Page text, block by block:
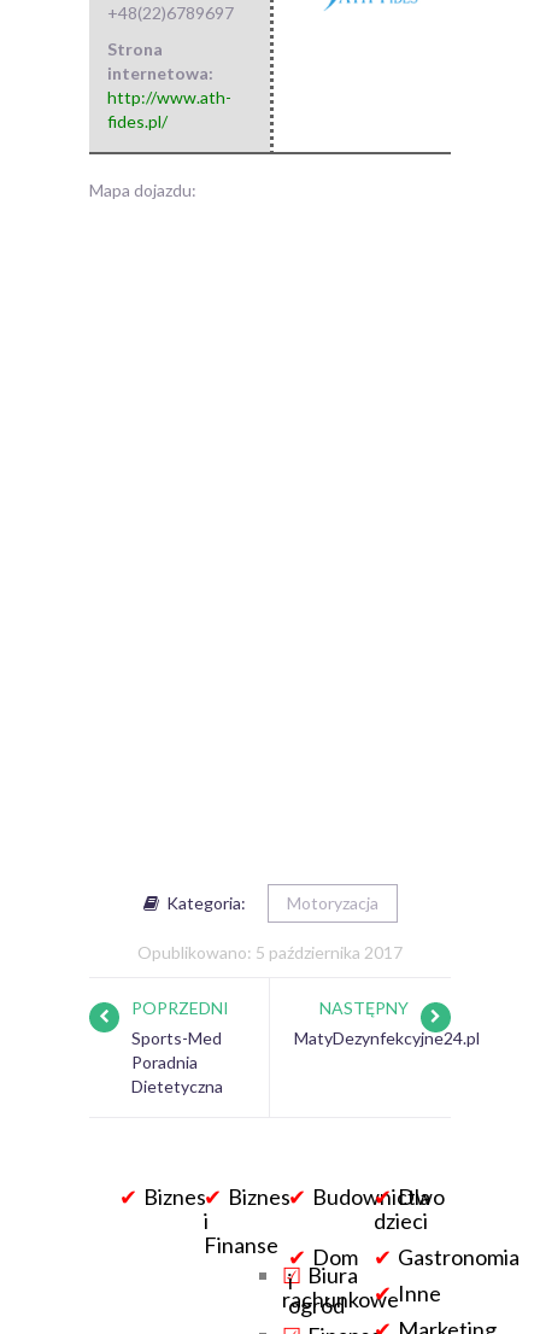
+48(22)6789697
Strona
internetowa:
http://www.ath-
fides.pl/
Mapa dojazdu:
Kategoria: Motoryzacja
Opublikowano: 5 października 2017
POPRZEDNI
Sports-Med
Poradnia
Dietetyczna
NASTĘPNY
MatyDezynfekcyjne24.pl
Biznes
Biznes
i
Finanse
Biura
rachunkowe
Budownictwo
Dla
dzieci
Dom
i
ogród
Gastronomia
Inne